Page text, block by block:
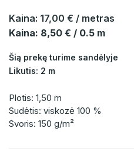
Kaina: 17,00 € / metras
Kaina: 8,50 € / 0.5 m
Šią prekę turime sandėlyje
Likutis: 2 m
Plotis: 1,50 m
Sudėtis: viskozė 100 %
Svoris: 150 g/m²